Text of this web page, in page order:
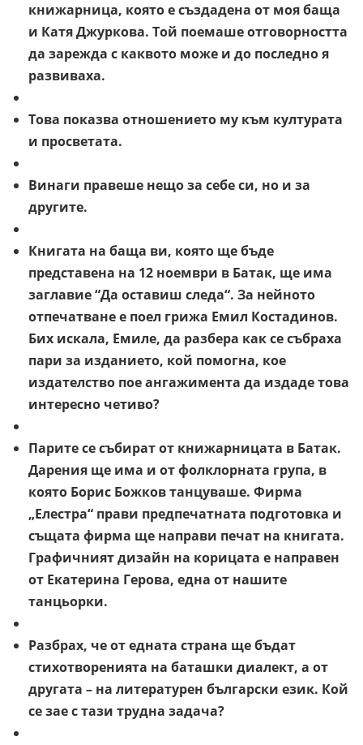
книжарница, която е създадена от моя баща
и Катя Джуркова. Той поемаше отговорността
да зарежда с каквото може и до последно я
развиваха.
Това показва отношението му към културата
и просветата.
Винаги правеше нещо за себе си, но и за
другите.
Книгата на баща ви, която ще бъде
представена на 12 ноември в Батак, ще има
заглавие “Да оставиш следа“. За нейното
отпечатване е поел грижа Емил Костадинов.
Бих искала, Емиле, да разбера как се събраха
пари за изданието, кой помогна, кое
издателство пое ангажимента да издаде това
интересно четиво?
Парите се събират от книжарницата в Батак.
Дарения ще има и от фолклорната група, в
която Борис Божков танцуваше. Фирма
„Елестра“ прави предпечатната подготовка и
същата фирма ще направи печат на книгата.
Графичният дизайн на корицата е направен
от Екатерина Герова, една от нашите
танцьорки.
Разбрах, че от едната страна ще бъдат
стихотворенията на баташки диалект, а от
другата – на литературен български език. Кой
се зае с тази трудна задача?